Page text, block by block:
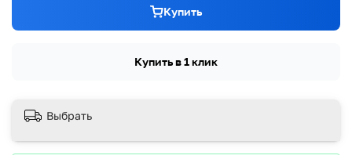
Купить
Купить в 1 клик
Выбрать